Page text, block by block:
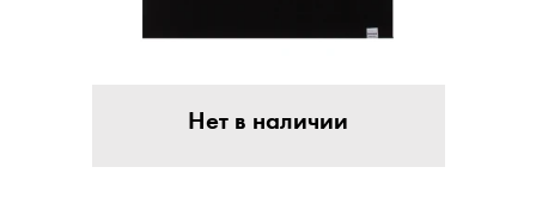
Нет в наличии